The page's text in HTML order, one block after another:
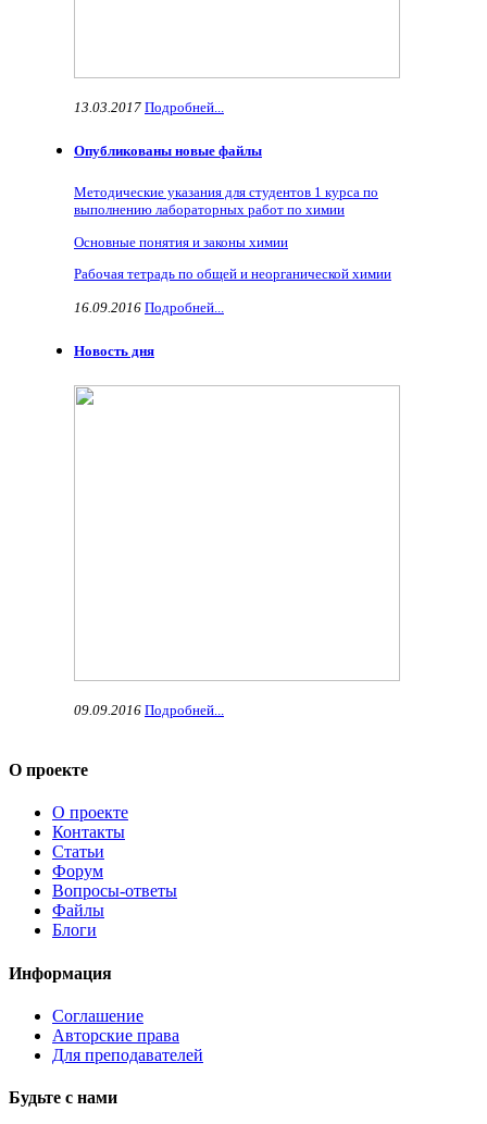
13.03.2017 Подробней...
Опубликованы новые файлы
Методические указания для студентов 1 курса по
выполнению лабораторных работ по химии
Основные понятия и законы химии
Рабочая тетрадь по общей и неорганической химии
16.09.2016 Подробней...
Новость дня
09.09.2016 Подробней...
О проекте
О проекте
Контакты
Статьи
Форум
Вопросы-ответы
Файлы
Блоги
Информация
Соглашение
Авторские права
Для преподавателей
Будьте с нами